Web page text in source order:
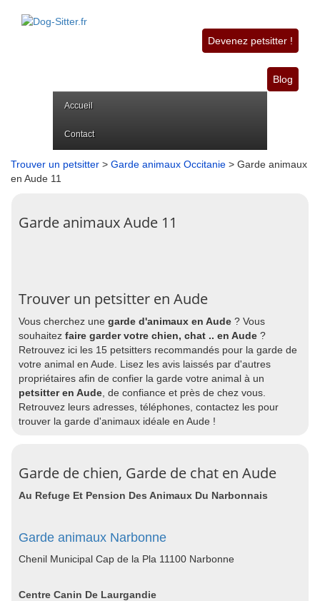
Devenez petsitter !
Blog
Accueil
Contact
Trouver un petsitter > Garde animaux Occitanie > Garde animaux
en Aude 11
Garde animaux Aude 11
Trouver un petsitter en Aude
Vous cherchez une garde d'animaux en Aude ? Vous
souhaitez faire garder votre chien, chat .. en Aude ?
Retrouvez ici les 15 petsitters recommandés pour la garde de
votre animal en Aude. Lisez les avis laissés par d'autres
propriétaires afin de confier la garde votre animal à un
petsitter en Aude , de confiance et près de chez vous.
Retrouvez leurs adresses, téléphones, contactez les pour
trouver la garde d'animaux idéale en Aude !
Garde de chien, Garde de chat en Aude
Au Refuge Et Pension Des Animaux Du Narbonnais
Garde animaux Narbonne
Chenil Municipal Cap de la Pla 11100 Narbonne
Centre Canin De Laurgandie